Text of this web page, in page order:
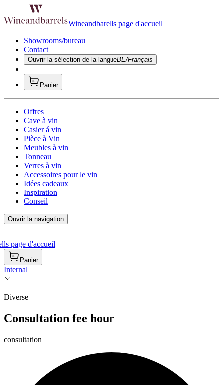
Wineandbarells page d'accueil
Showrooms/bureau
Contact
Ouvrir la sélection de la langueBE/Français
Panier
Offres
Cave à vin
Casier á vin
Pièce à Vin
Meubles à vin
Tonneau
Verres à vin
Accessoires pour le vin
Idées cadeaux
Inspiration
Conseil
Ouvrir la navigation
page d'accueil
Panier
Internal
Diverse
Consultation fee hour
consultation